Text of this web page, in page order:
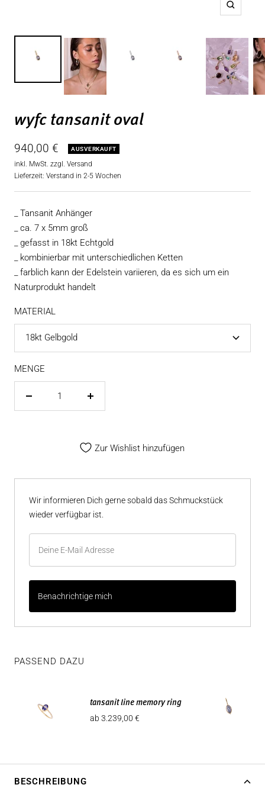
Zoom
wyfc tansanit oval
Angebotspreis
940,00 € AUSVERKAUFT
inkl. MwSt. zzgl. Versand
Lieferzeit: Verstand in 2-5 Wochen
_ Tansanit Anhänger
_ ca. 7 x 5mm groß
_ gefasst in 18kt Echtgold
_ kombinierbar mit unterschiedlichen Ketten
_ farblich kann der Edelstein variieren, da es sich um ein
Naturprodukt handelt
MATERIAL
18kt Gelbgold
MENGE
Menge
Zur Wishlist hinzufügen
Wir informieren Dich gerne sobald das Schmuckstück
wieder verfügbar ist.
BESCHREIBUNG
PASSEND DAZU
tansanit line memory ring
Angebotspreis
ab 3.239,00 €